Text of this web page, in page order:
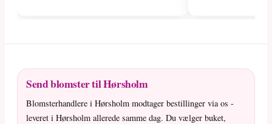
Send blomster til Hørsholm
Blomsterhandlere i Hørsholm modtager bestillinger via os -
leveret i Hørsholm allerede samme dag. Du vælger buket,